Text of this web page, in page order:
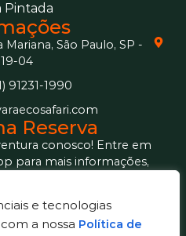
e tecnologias
a nossa Política de
Pintada
Mariana, São Paulo, SP -
04
91231-1990
Reserva
conosco! Entre em
para mais informações,